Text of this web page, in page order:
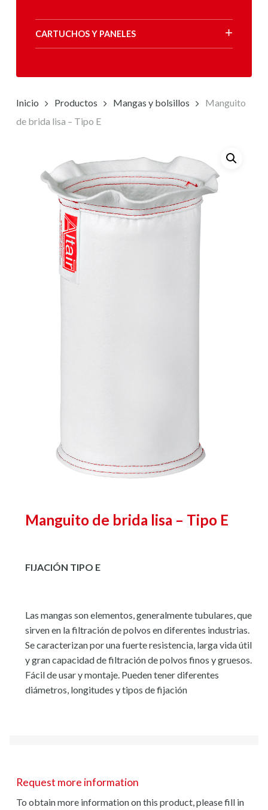
CARTUCHOS Y PANELES
Inicio Productos Mangas y bolsillos
Manguito
de brida lisa – Tipo E
Manguito de brida lisa – Tipo E
FIJACIÓN TIPO E
Las mangas son elementos, generalmente tubulares, que
sirven en la filtración de polvos en diferentes industrias.
Se caracterizan por una fuerte resistencia, larga vida útil
y gran capacidad de filtración de polvos finos y gruesos.
Fácil de usar y montaje. Pueden tener diferentes
diámetros, longitudes y tipos de fijación
Request more information
To obtain more information on this product, please fill in